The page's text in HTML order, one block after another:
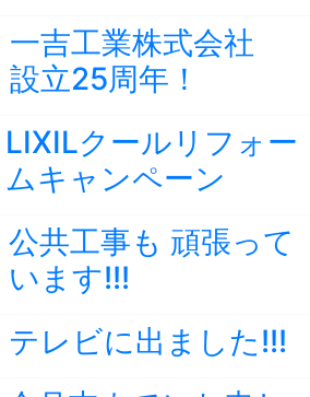
一吉工業株式会社
設立25周年！
LIXILクールリフォー
ムキャンペーン
公共工事も 頑張って
います!!!
テレビに出ました!!!